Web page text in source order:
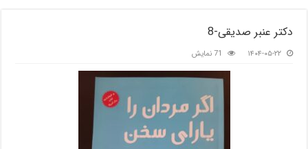
دکتر عنبر صدیقی-8
۱۴۰۴-۰۵-۲۲ 71 نمایش